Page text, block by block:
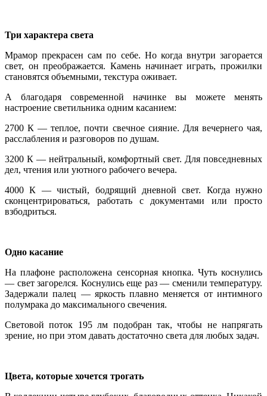
Три характера света
Мрамор прекрасен сам по себе. Но когда внутри загорается
свет, он преображается. Камень начинает играть, прожилки
становятся объемными, текстура оживает.
А благодаря современной начинке вы можете менять
настроение светильника одним касанием:
2700 К — теплое, почти свечное сияние. Для вечернего чая,
расслабления и разговоров по душам.
3200 К — нейтральный, комфортный свет. Для повседневных
дел, чтения или уютного рабочего вечера.
4000 К — чистый, бодрящий дневной свет. Когда нужно
сконцентрироваться, работать с документами или просто
взбодриться.
Одно касание
На плафоне расположена сенсорная кнопка. Чуть коснулись
— свет загорелся. Коснулись еще раз — сменили температуру.
Задержали палец — яркость плавно меняется от интимного
полумрака до максимального свечения.
Световой поток 195 лм подобран так, чтобы не напрягать
зрение, но при этом давать достаточно света для любых задач.
Цвета, которые хочется трогать